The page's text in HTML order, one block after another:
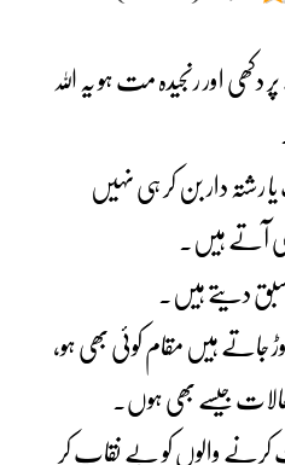
اور رنجیدہ مت ہو یہ اللہ
دار بن کر ہی نہیں
آتے ہیں۔
دیتے ہیں۔
جاتے ہیں مقام کوئی بھی ہو،
جیسے بھی ہوں۔
والوں کو بے نقاب کر